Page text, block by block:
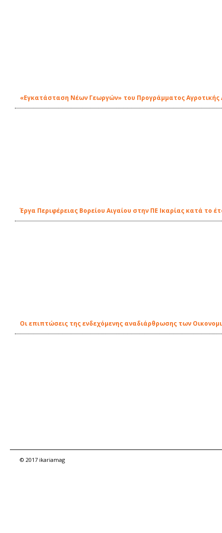
«Εγκατάσταση Νέων Γεωργών» του Προγράμματος Αγροτικής
Έργα Περιφέρειας Βορείου Αιγαίου στην ΠΕ Ικαρίας κατά το
Οι επιπτώσεις της ενδεχόμενης αναδιάρθρωσης των
© 2017 ikariamag